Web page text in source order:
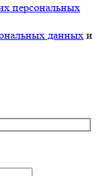
персональных
данных и